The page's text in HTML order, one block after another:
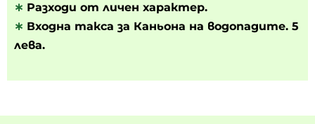
∗ Разходи от личен характер.
∗ Входна такса за Каньона на водопадите. 5
лева.